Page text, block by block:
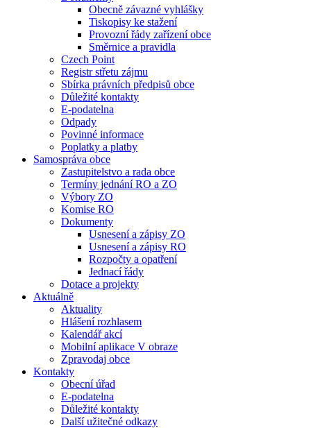
Obecně závazné vyhlášky
Tiskopisy ke stažení
Provozní řády zařízení obce
Směrnice a pravidla
Czech Point
Registr střetu zájmu
Sbírka právních předpisů obce
Důležité kontakty
E-podatelna
Odpady
Povinné informace
Poplatky a platby
Samospráva obce
Zastupitelstvo a rada obce
Termíny jednání RO a ZO
Výbory ZO
Komise RO
Dokumenty
Usnesení a zápisy ZO
Usnesení a zápisy RO
Rozpočty a opatření
Jednací řády
Dotace a projekty
Aktuálně
Aktuality
Hlášení rozhlasem
Kalendář akcí
Mobilní aplikace V obraze
Zpravodaj obce
Kontakty
Obecní úřad
E-podatelna
Důležité kontakty
Další užitečné odkazy